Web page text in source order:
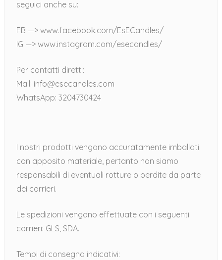
seguici anche su:
FB —> www.facebook.com/EsECandles/
IG —> www.instagram.com/esecandles/
Per contatti diretti:
Mail: info@esecandles.com
WhatsApp: 3204730424
I nostri prodotti vengono accuratamente imballati
con apposito materiale, pertanto non siamo
responsabili di eventuali rotture o perdite da parte
dei corrieri.
Le spedizioni vengono effettuate con i seguenti
corrieri: GLS, SDA.
Tempi di consegna indicativi: